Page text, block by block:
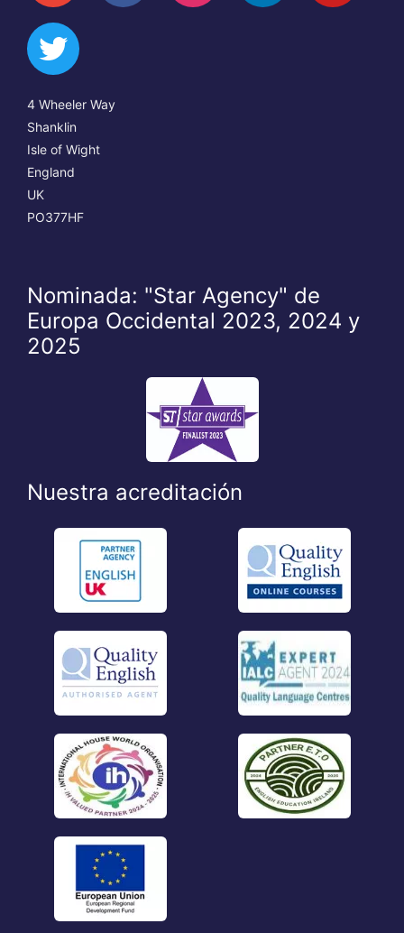
4 Wheeler Way
Shanklin
Isle of Wight
England
UK
PO377HF
Nominada: "Star Agency" de
Europa Occidental 2023, 2024 y
2025
Nuestra acreditación